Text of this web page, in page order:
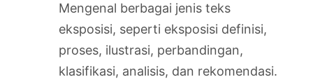
Mengenal berbagai jenis teks
eksposisi, seperti eksposisi definisi,
proses, ilustrasi, perbandingan,
klasifikasi, analisis, dan rekomendasi.